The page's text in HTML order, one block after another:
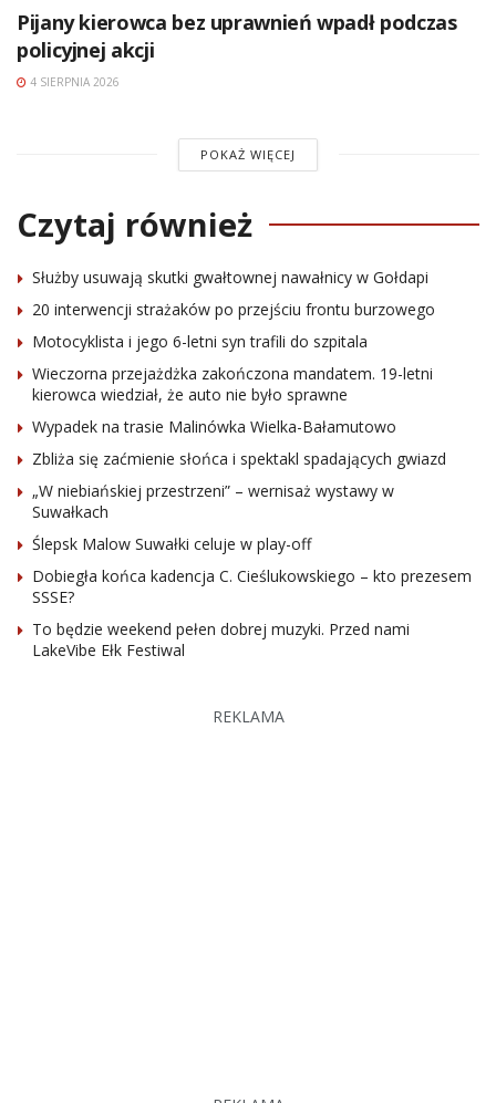
Pijany kierowca bez uprawnień wpadł podczas
policyjnej akcji
4 SIERPNIA 2026
POKAŻ WIĘCEJ
Czytaj również
Służby usuwają skutki gwałtownej nawałnicy w Gołdapi
20 interwencji strażaków po przejściu frontu burzowego
Motocyklista i jego 6-letni syn trafili do szpitala
Wieczorna przejażdżka zakończona mandatem. 19-letni
kierowca wiedział, że auto nie było sprawne
Wypadek na trasie Malinówka Wielka-Bałamutowo
Zbliża się zaćmienie słońca i spektakl spadających gwiazd
„W niebiańskiej przestrzeni” – wernisaż wystawy w
Suwałkach
Ślepsk Malow Suwałki celuje w play-off
Dobiegła końca kadencja C. Cieślukowskiego – kto prezesem
SSSE?
To będzie weekend pełen dobrej muzyki. Przed nami
LakeVibe Ełk Festiwal
REKLAMA